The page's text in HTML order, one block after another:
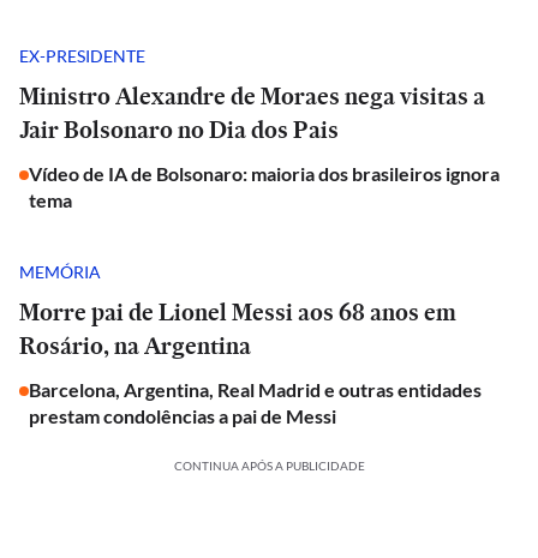
EX-PRESIDENTE
Ministro Alexandre de Moraes nega visitas a
Jair Bolsonaro no Dia dos Pais
Vídeo de IA de Bolsonaro: maioria dos brasileiros ignora
tema
MEMÓRIA
Morre pai de Lionel Messi aos 68 anos em
Rosário, na Argentina
Barcelona, Argentina, Real Madrid e outras entidades
prestam condolências a pai de Messi
CONTINUA APÓS A PUBLICIDADE